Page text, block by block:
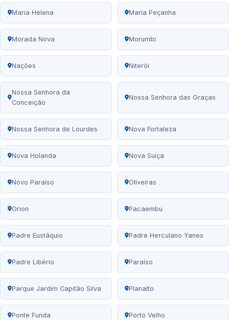
Maria Helena Maria Peçanha
Morada Nova Morumbi
Nações Niterói
Nossa Senhora da
Conceição
Nossa Senhora das Graças
Nossa Senhora de Lourdes Nova Fortaleza
Nova Holanda Nova Suíça
Novo Paraíso Oliveiras
Orion Pacaembu
Padre Eustáquio Padre Herculano Yanes
Padre Libério Paraíso
Parque Jardim Capitão Silva Planalto
Ponte Funda Porto Velho